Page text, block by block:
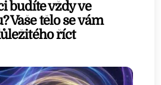
budíte vždy ve
Vaše tělo se vám
říct